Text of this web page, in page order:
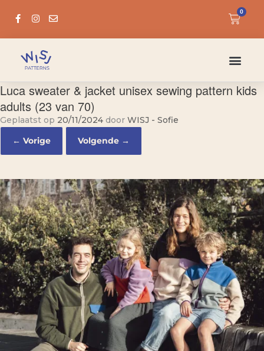
0
Luca sweater & jacket unisex sewing pattern kids
adults (23 van 70)
Geplaatst op 20/11/2024 door WISJ - Sofie
← Vorige
Volgende →